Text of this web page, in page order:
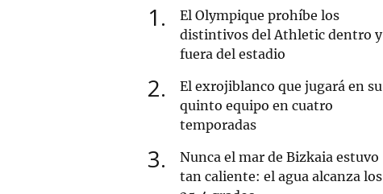
1
El Olympique prohíbe los
distintivos del Athletic dentro y
fuera del estadio
2
El exrojiblanco que jugará en su
quinto equipo en cuatro
temporadas
3
Nunca el mar de Bizkaia estuvo
tan caliente: el agua alcanza los